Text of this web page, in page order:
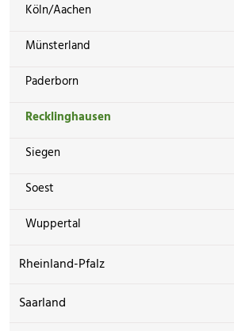
Köln/Aachen
Münsterland
Paderborn
Recklinghausen
Siegen
Soest
Wuppertal
Rheinland-Pfalz
Saarland